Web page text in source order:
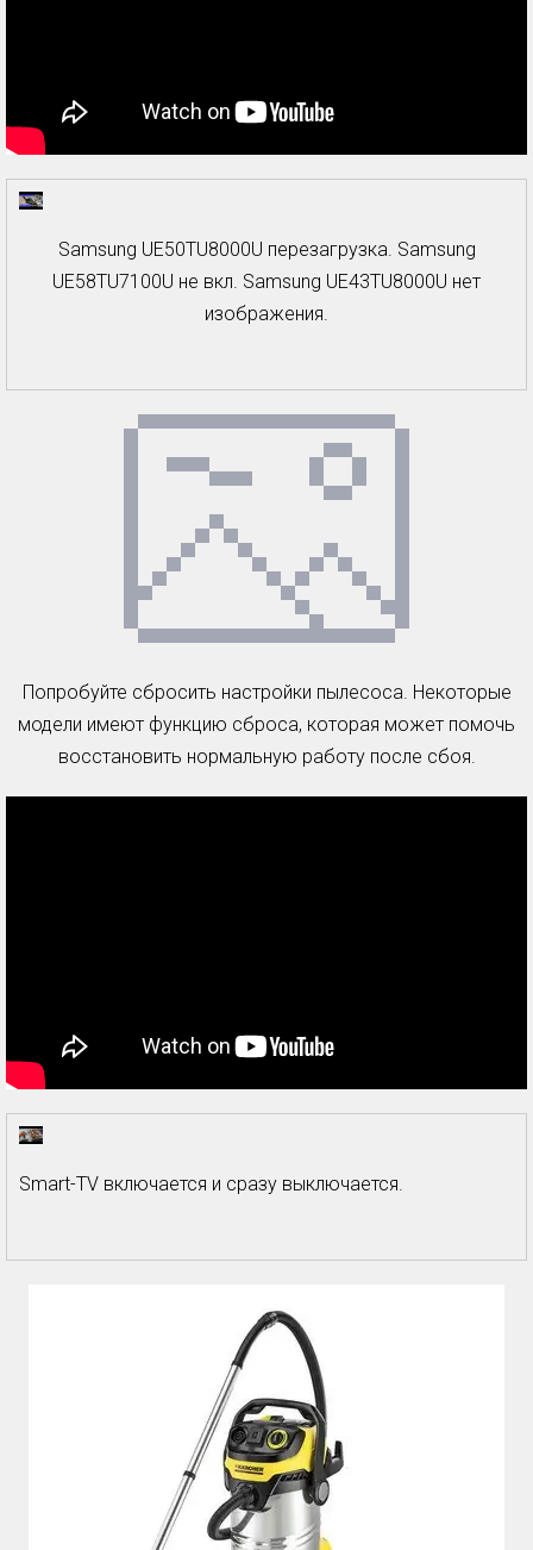
Samsung UE50TU8000U перезагрузка. Samsung
UE58TU7100U не вкл. Samsung UE43TU8000U нет
изображения.
Попробуйте сбросить настройки пылесоса. Некоторые
модели имеют функцию сброса, которая может помочь
восстановить нормальную работу после сбоя.
Smart-TV включается и сразу выключается.